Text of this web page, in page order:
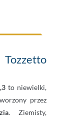
to niewielki,
przez
. Ziemisty,